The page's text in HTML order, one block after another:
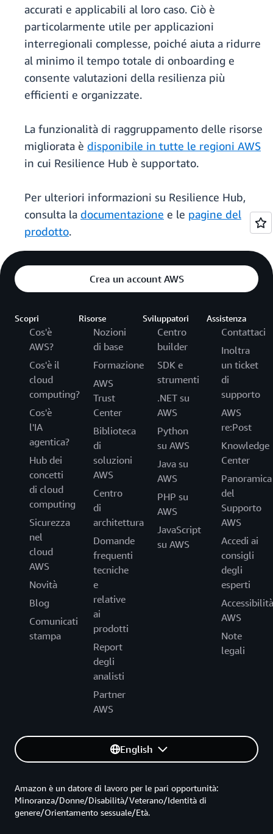
accurati e applicabili al loro caso. Ciò è
particolarmente utile per applicazioni
interregionali complesse, poiché aiuta a ridurre
al minimo il tempo totale di onboarding e
consente valutazioni della resilienza più
efficienti e organizzate.
La funzionalità di raggruppamento delle risorse
migliorata è disponibile in tutte le regioni AWS
in cui Resilience Hub è supportato.
Per ulteriori informazioni su Resilience Hub,
consulta la documentazione e le pagine del
prodotto.
Crea un account AWS
Scopri
Cos'è
AWS?
Cos'è il
cloud
computing?
Cos'è
l'IA
agentica?
Hub dei
concetti
di cloud
computing
Sicurezza
nel
cloud
AWS
Novità
Blog
Comunicati
stampa
Risorse
Nozioni
di base
Formazione
AWS
Trust
Center
Biblioteca
di
soluzioni
AWS
Centro
di
architettura
Domande
frequenti
tecniche
e
relative
ai
prodotti
Report
degli
analisti
Partner
AWS
Sviluppatori
Centro
builder
SDK e
strumenti
.NET su
AWS
Python
su AWS
Java su
AWS
PHP su
AWS
JavaScript
su AWS
Assistenza
Contattaci
Inoltra
un ticket
di
supporto
AWS
re:Post
Knowledge
Center
Panoramica
del
Supporto
AWS
Accedi ai
consigli
degli
esperti
Accessibilità
AWS
Note
legali
English
Amazon è un datore di lavoro per le pari opportunità:
Minoranza/Donne/Disabilità/Veterano/Identità di
genere/Orientamento sessuale/Età.